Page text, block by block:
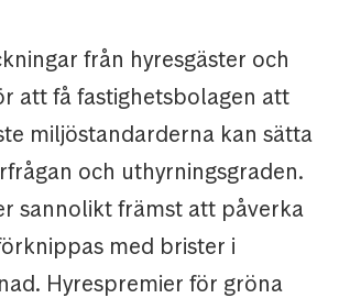
från hyresgäster och
att få fastighetsbolagen att
miljöstandarderna kan sätta
och uthyrningsgraden.
sannolikt främst att påverka
med brister i
Hyrespremier för gröna